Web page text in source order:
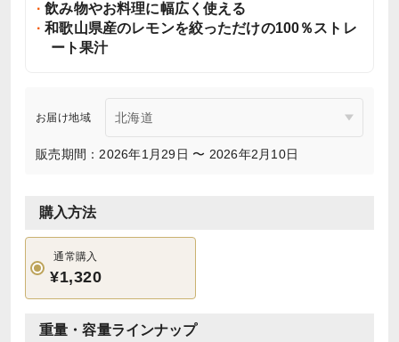
飲み物やお料理に幅広く使える
和歌山県産のレモンを絞っただけの100％ストレ
ート果汁
お届け地域
販売期間：2026年1月29日 〜 2026年2月10日
購入方法
通常購入
¥1,320
重量・容量ラインナップ